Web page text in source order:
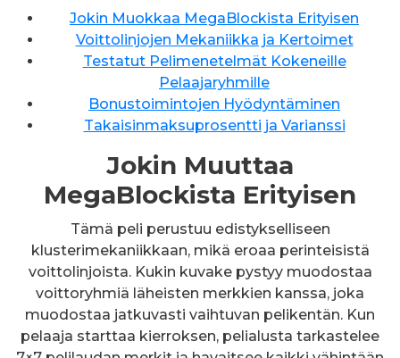
Jokin Muokkaa MegaBlockista Erityisen
Voittolinjojen Mekaniikka ja Kertoimet
Testatut Pelimenetelmät Kokeneille
Pelaajaryhmille
Bonustoimintojen Hyödyntäminen
Takaisinmaksuprosentti ja Varianssi
Jokin Muuttaa
MegaBlockista Erityisen
Tämä peli perustuu edistykselliseen
klusterimekaniikkaan, mikä eroaa perinteisistä
voittolinjoista. Kukin kuvake pystyy muodostaa
voittoryhmiä läheisten merkkien kanssa, joka
muodostaa jatkuvasti vaihtuvan pelikentän. Kun
pelaaja starttaa kierroksen, pelialusta tarkastelee